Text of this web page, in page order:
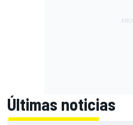
Últimas noticias